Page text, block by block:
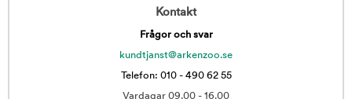
Kontakt
Frågor och svar
kundtjanst@arkenzoo.se
Telefon: 010 - 490 62 55
Vardagar 09.00 - 16.00